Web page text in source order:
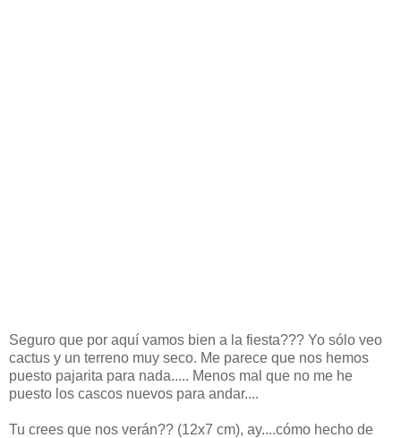
Seguro que por aquí vamos bien a la fiesta??? Yo sólo veo
cactus y un terreno muy seco. Me parece que nos hemos
puesto pajarita para nada..... Menos mal que no me he
puesto los cascos nuevos para andar....
Tu crees que nos verán?? (12x7 cm), ay....cómo hecho de